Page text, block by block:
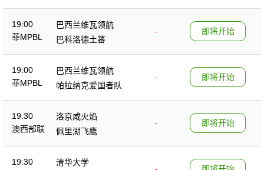
19:00
菲MPBL
巴西兰维瓦领航
-
巴科洛德土蕃
即将开始
19:00
菲MPBL
巴西兰维瓦领航
-
帕拉纳克爱国者队
即将开始
19:30
澳西部联
洛京咸火焰
-
佩里湖飞鹰
即将开始
19:30
清华大学